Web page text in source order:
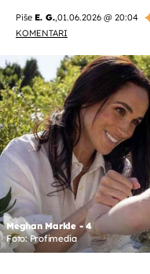
Piše E. G.,01.06.2026 @ 20:04
KOMENTARI
Meghan Markle - 4
Foto: Profimedia